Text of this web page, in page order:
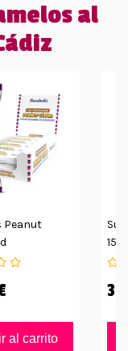
al
Peanut
al carrito